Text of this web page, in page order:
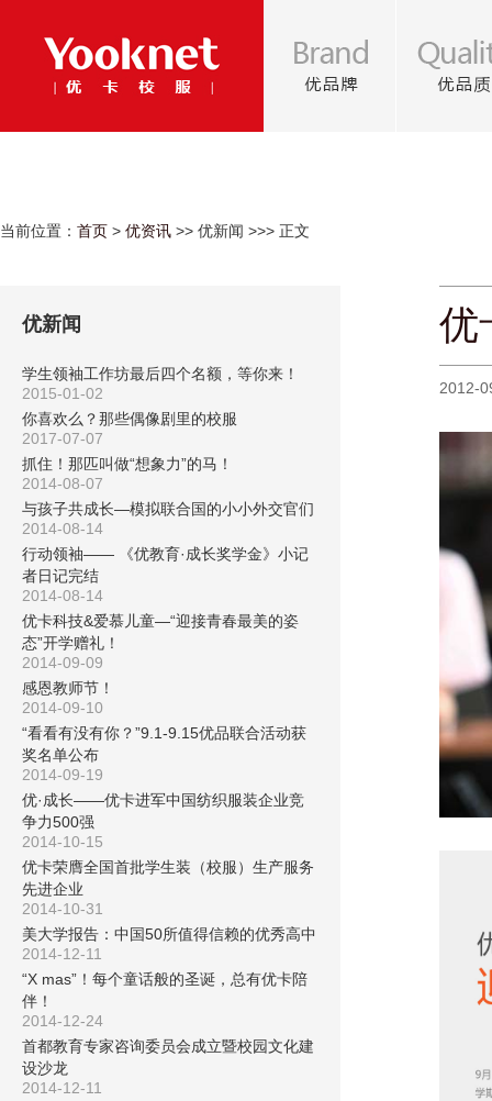
当前位置： 首页 > 优资讯 >> 优新闻 >>> 正文
优新闻
学生领袖工作坊最后四个名额，等你来！
2015-01-02
你喜欢么？那些偶像剧里的校服
2017-07-07
抓住！那匹叫做“想象力”的马！
2014-08-07
与孩子共成长—模拟联合国的小小外交官们
2014-08-14
行动领袖—— 《优教育·成长奖学金》小记
者日记完结
2014-08-14
优卡科技&爱慕儿童—“迎接青春最美的姿
态”开学赠礼！
2014-09-09
感恩教师节！
2014-09-10
“看看有没有你？”9.1-9.15优品联合活动获
奖名单公布
2014-09-19
优·成长——优卡进军中国纺织服装企业竞
争力500强
2014-10-15
优卡荣膺全国首批学生装（校服）生产服务
先进企业
2014-10-31
美大学报告：中国50所值得信赖的优秀高中
2014-12-11
“X mas”！每个童话般的圣诞，总有优卡陪
伴！
2014-12-24
首都教育专家咨询委员会成立暨校园文化建
设沙龙
2014-12-11
优
2012-